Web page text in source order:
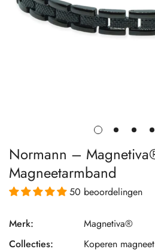
Normann –
Magneetarmband
50 beoordelingen
Merk:
Magnetiva®
Collecties:
Koperen